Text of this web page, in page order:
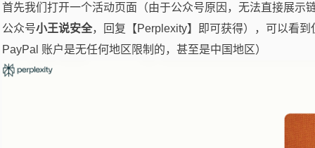
首先我们打开一个活动页面（由于公众号原因，无法直接展示
公众号小王说安全，回复【Perplexity】即可获得），可以看到
PayPal 账户是无任何地区限制的，甚至是中国地区）